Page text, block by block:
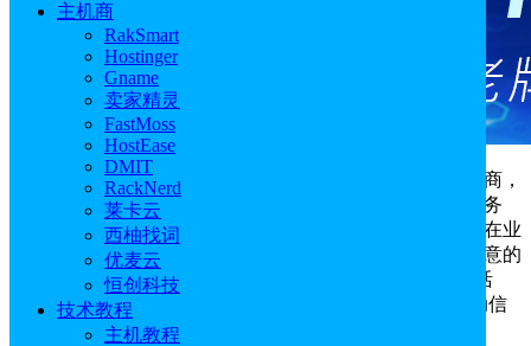
主机商
RakSmart
Hostinger
Gname
卖家精灵
FastMoss
HostEase
DMIT
RackNerd
莱卡云
西柚找词
优麦云
恒创科技
技术教程
主机教程
国外服务器
商，莱卡云作为一家国内云计算厂商，
专注于基础云计算和游戏云等业务，提供热门的企业云服务
器、高防云服务器、独立服务器、外贸云服务器等产品，在业
内受到非常多的用户青睐。为了帮助大家购买到便宜且满意的
莱卡云产品，本文为大家整理了最新优惠码/优惠券/优惠活
动，本页面将会持续更新莱卡云优惠码/优惠券及优惠活动信
息，有需要的朋友可以了解一下。